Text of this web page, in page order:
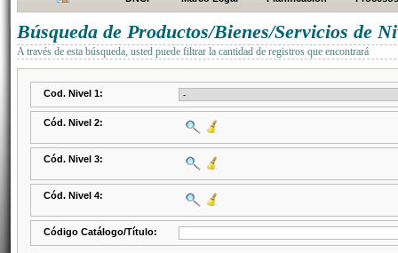
Búsqueda de Productos/Bienes/Servicios de
A través de esta búsqueda, usted puede filtrar la cantidad de registros que encontrará
Cod. Nivel 1:
Cód. Nivel 2:
Cód. Nivel 3:
Cód. Nivel 4:
Código Catálogo/Título: